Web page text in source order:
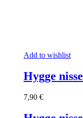
Add to wishlist
Hygge
7,90 €